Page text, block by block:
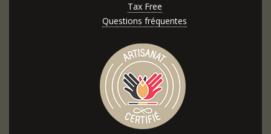
Tax Free
Questions fréquentes